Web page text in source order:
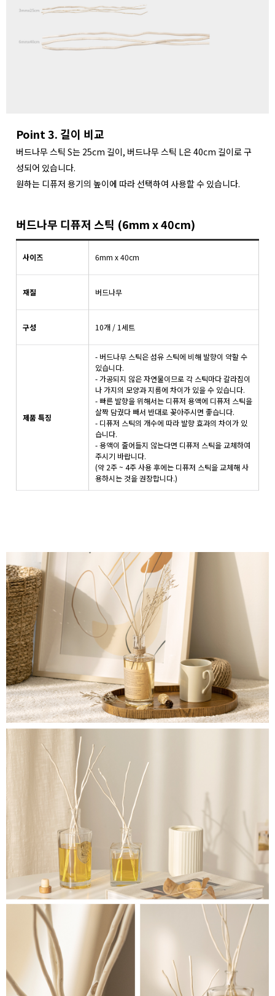
Point 3. 길이 비교
버드나무 스틱 S는 25cm 길이, 버드나무 스틱 L은 40cm 길이로 구
성되어 있습니다.
원하는 디퓨저 용기의 높이에 따라 선택하여 사용할 수 있습니다.
버드나무 디퓨저 스틱 (6mm x 40cm)
사이즈 6mm x 40cm
재질 버드나무
구성 10개 / 1세트
제품 특징
- 버드나무 스틱은 섬유 스틱에 비해 발향이 약할 수
있습니다.
- 가공되지 않은 자연물이므로 각 스틱마다 갈라짐이
나 가지의 모양과 지름에 차이가 있을 수 있습니다.
- 빠른 발향을 위해서는 디퓨저 용액에 디퓨저 스틱을
살짝 담궜다 빼서 반대로 꽂아주시면 좋습니다.
- 디퓨저 스틱의 개수에 따라 발향 효과의 차이가 있
습니다.
- 용액이 줄어들지 않는다면 디퓨저 스틱을 교체하여
주시기 바랍니다.
(약 2주 ~ 4주 사용 후에는 디퓨저 스틱을 교체해 사
용하시는 것을 권장합니다.)